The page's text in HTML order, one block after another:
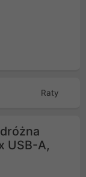
Raty
USB-A,